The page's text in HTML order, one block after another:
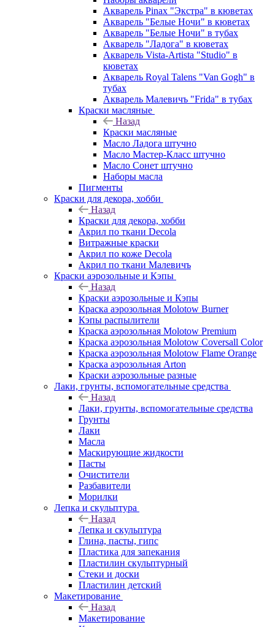
Акварель Pinax "Экстра" в кюветах
Акварель "Белые Ночи" в кюветах
Акварель "Белые Ночи" в тубах
Акварель "Ладога" в кюветах
Акварель Vista-Artista "Studio" в
кюветах
Акварель Royal Talens "Van Gogh" в
тубах
Акварель Малевичъ "Frida" в тубах
Краски масляные
Назад
Краски масляные
Масло Ладога штучно
Масло Мастер-Класс штучно
Масло Сонет штучно
Наборы масла
Пигменты
Краски для декора, хобби
Назад
Краски для декора, хобби
Акрил по ткани Decola
Витражные краски
Акрил по коже Decola
Акрил по ткани Малевичъ
Краски аэрозольные и Кэпы
Назад
Краски аэрозольные и Кэпы
Краска аэрозольная Molotow Burner
Кэпы распылители
Краска аэрозольная Molotow Premium
Краска аэрозольная Molotow Coversall Color
Краска аэрозольная Molotow Flame Orange
Краска аэрозольная Arton
Краски аэрозольные разные
Лаки, грунты, вспомогательные средства
Назад
Лаки, грунты, вспомогательные средства
Грунты
Лаки
Масла
Маскирующие жидкости
Пасты
Очистители
Разбавители
Морилки
Лепка и скульптура
Назад
Лепка и скульптура
Глина, пасты, гипс
Пластика для запекания
Пластилин скульптурный
Стеки и доски
Пластилин детский
Макетирование
Назад
Макетирование